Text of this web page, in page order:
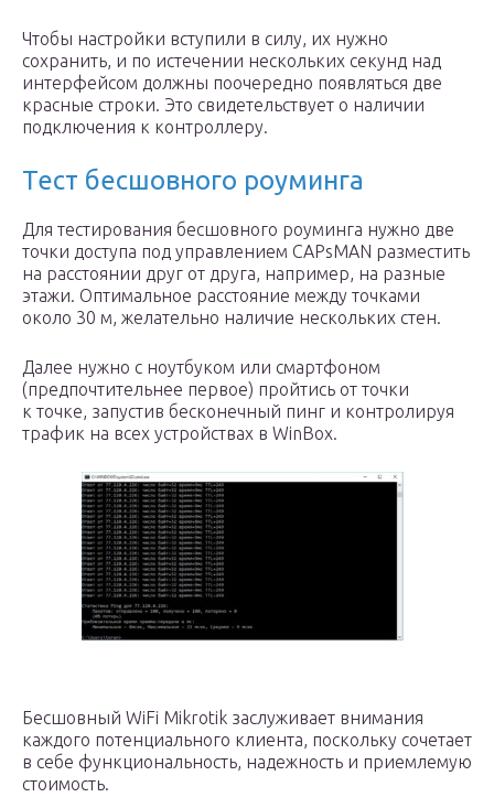
Чтобы настройки вступили в силу, их нужно
сохранить, и по истечении нескольких секунд над
интерфейсом должны поочередно появляться две
красные строки. Это свидетельствует о наличии
подключения к контроллеру.
Тест бесшовного роуминга
Для тестирования бесшовного роуминга нужно две
точки доступа под управлением CAPsMAN разместить
на расстоянии друг от друга, например, на разные
этажи. Оптимальное расстояние между точками
около 30 м, желательно наличие нескольких стен.
Далее нужно с ноутбуком или смартфоном
(предпочтительнее первое) пройтись от точки
к точке, запустив бесконечный пинг и контролируя
трафик на всех устройствах в WinBox.
Бесшовный WiFi Mikrotik заслуживает внимания
каждого потенциального клиента, поскольку сочетает
в себе функциональность, надежность и приемлемую
стоимость.